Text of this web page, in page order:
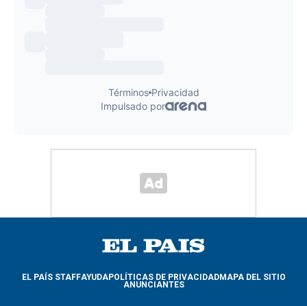
EL PAÍS STAFFAYUDAPOLÍTICAS DE PRIVACIDADMAPA DEL SITIO
ANUNCIANTES